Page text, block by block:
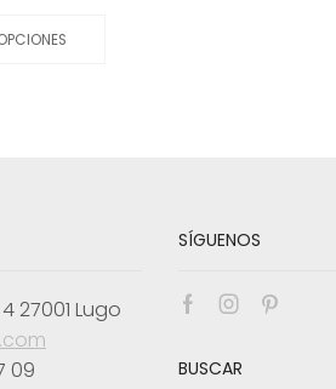
de
27001 Lugo
09
SÍGUENOS
Facebook
Instagram
Pinterest
BUSCAR